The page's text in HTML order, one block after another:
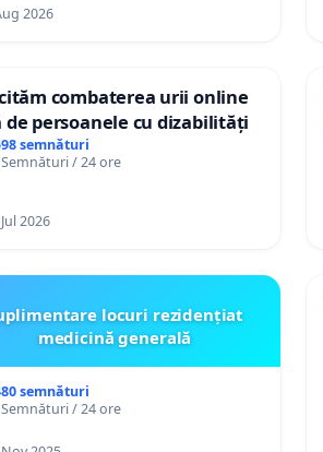
2026
combaterea urii online
de persoanele cu dizabilități
semnături
/ 24 ore
2026
locuri rezidențiat
medicină generală
semnături
Semnături / 24 ore